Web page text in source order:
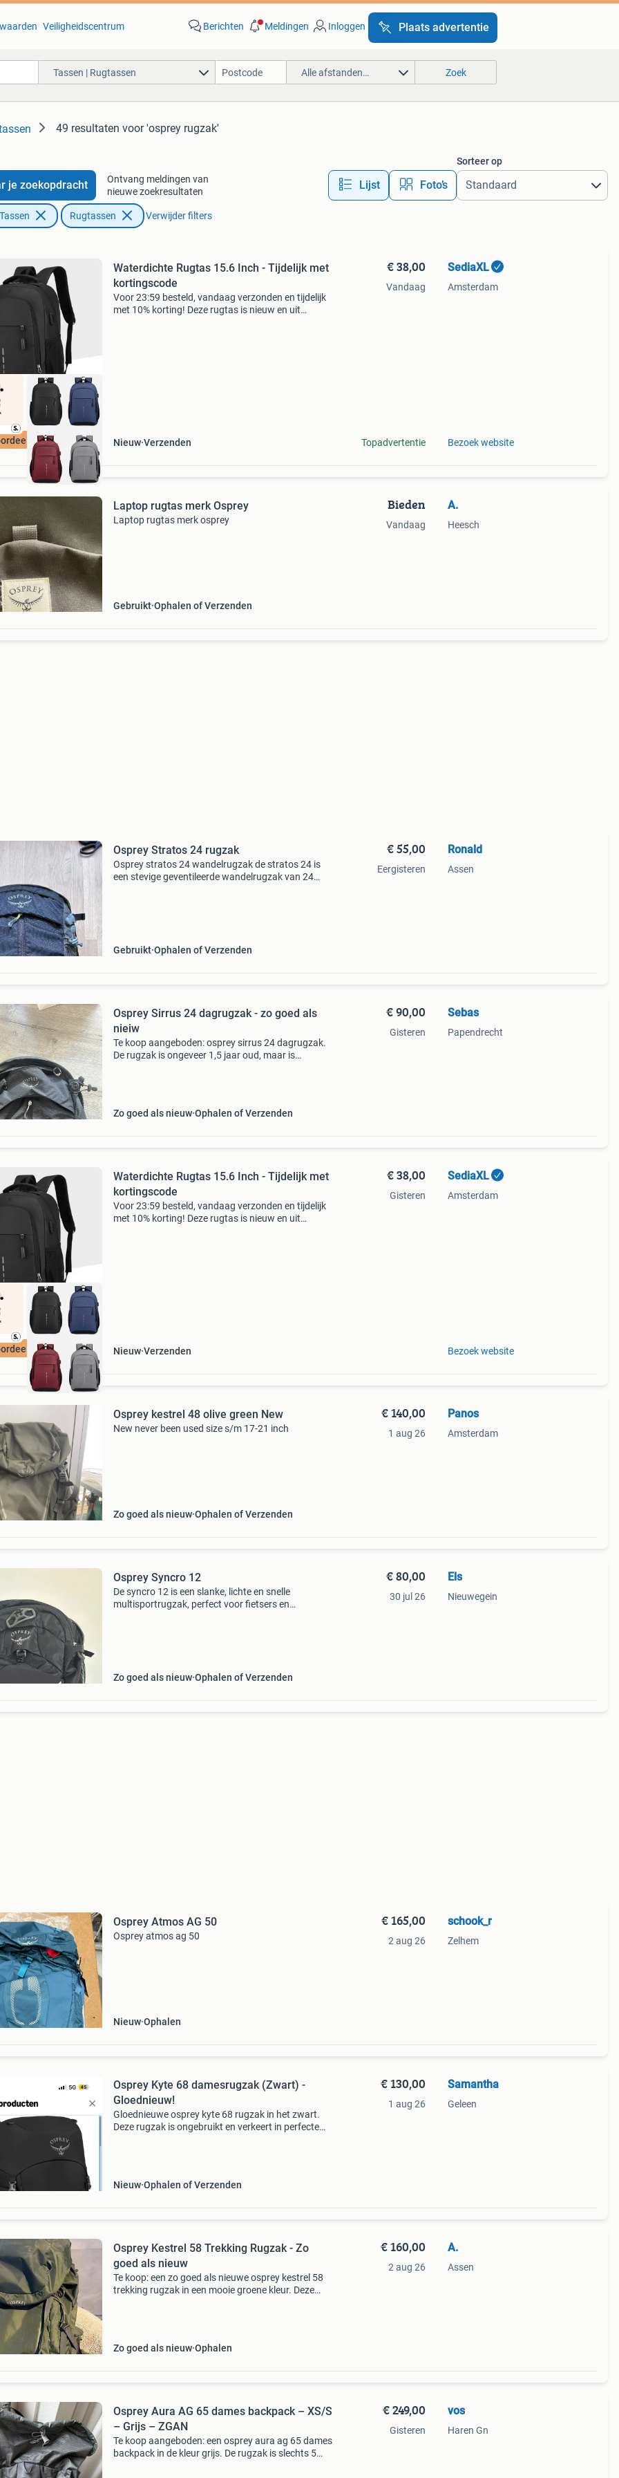
Veiligheidscentrum Berichten Meldingen Inloggen Plaats advertentie
Tassen | Rugtassen Alle afstanden… Zoek
49 resultaten voor 'osprey rugzak'
je zoekopdracht
Ontvang meldingen van
nieuwe zoekresultaten
Lijst Foto’s
Sorteer op
Rugtassen Verwijder filters
met 9+
Waterdichte Rugtas 15.6 Inch - Tijdelijk met
kortingscode
Voor 23:59 besteld, vandaag verzonden en tijdelijk
met 10% korting! Deze rugtas is nieuw en uit
Nieuw Verzenden
€ 38,00
Vandaag
Topadvertentie
SediaXL
Amsterdam
Bezoek website
Laptop rugtas merk Osprey
Laptop rugtas merk osprey
Gebruikt Ophalen of Verzenden
Bieden
Vandaag
A.
Heesch
Osprey Stratos 24 rugzak
Osprey stratos 24 wandelrugzak de stratos 24 is
een stevige geventileerde wandelrugzak van 24
Gebruikt Ophalen of Verzenden
€ 55,00
Eergisteren
Ronald
Assen
Osprey Sirrus 24 dagrugzak - zo goed als
nieiw
Te koop aangeboden: osprey sirrus 24 dagrugzak.
De rugzak is ongeveer 1,5 jaar oud, maar is
Zo goed als nieuw Ophalen of Verzenden
€ 90,00
Gisteren
Sebas
Papendrecht
met 9+
Waterdichte Rugtas 15.6 Inch - Tijdelijk met
kortingscode
Voor 23:59 besteld, vandaag verzonden en tijdelijk
met 10% korting! Deze rugtas is nieuw en uit
Nieuw Verzenden
€ 38,00
Gisteren
SediaXL
Amsterdam
Bezoek website
Osprey kestrel 48 olive green New
New never been used size s/m 17-21 inch
Zo goed als nieuw Ophalen of Verzenden
€ 140,00
1 aug 26
Panos
Amsterdam
Osprey Syncro 12
De syncro 12 is een slanke, lichte en snelle
multisportrugzak, perfect voor fietsers en
Zo goed als nieuw Ophalen of Verzenden
€ 80,00
30 jul 26
Els
Nieuwegein
Osprey Atmos AG 50
Osprey atmos ag 50
Nieuw Ophalen
€ 165,00
2 aug 26
schook_r
Zelhem
Osprey Kyte 68 damesrugzak (Zwart) -
Gloednieuw!
Gloednieuwe osprey kyte 68 rugzak in het zwart.
Deze rugzak is ongebruikt en verkeert in perfecte
Nieuw Ophalen of Verzenden
€ 130,00
1 aug 26
Samantha
Geleen
Osprey Kestrel 58 Trekking Rugzak - Zo
goed als nieuw
Te koop: een zo goed als nieuwe osprey kestrel 58
trekking rugzak in een mooie groene kleur. Deze
Zo goed als nieuw Ophalen
€ 160,00
2 aug 26
A.
Assen
Osprey Aura AG 65 dames backpack – XS/S
– Grijs – ZGAN
Te koop aangeboden: een osprey aura ag 65 dames
backpack in de kleur grijs. De rugzak is slechts 5
€ 249,00
Gisteren
vos
Haren Gn